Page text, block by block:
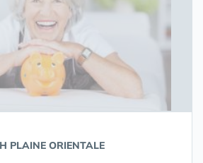
PLAINE ORIENTALE